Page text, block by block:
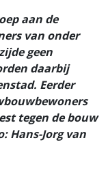
aan de
van onder
geen
daarbij
Eerder
tegen de bouw
Hans-Jorg van